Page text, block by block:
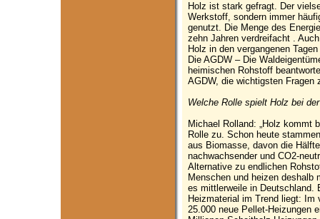
Holz ist stark gefragt. Der
Werkstoff, sondern immer
genutzt. Die Menge des
zehn Jahren verdreifacht .
Holz in den vergangenen
Die AGDW – Die
heimischen Rohstoff
AGDW, die wichtigsten Fragen
Welche Rolle spielt Holz bei
Michael Rolland: „Holz kommt
Rolle zu. Schon heute
aus Biomasse, davon die
nachwachsender und CO2-
Alternative zu endlichen
Menschen und heizen deshalb
es mittlerweile in Deutschland.
Heizmaterial im Trend liegt: Im
25.000 neue Pellet-Heizungen